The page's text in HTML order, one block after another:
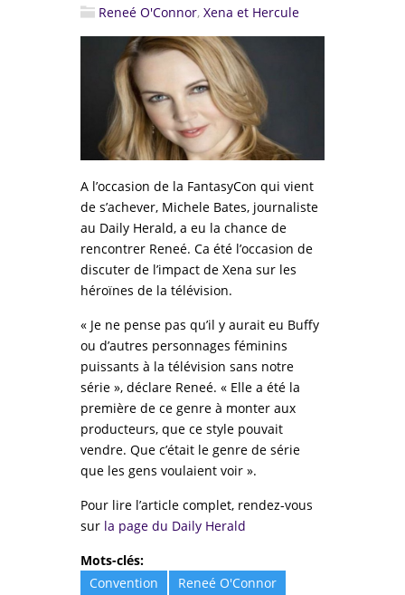
Reneé O'Connor, Xena et Hercule
A l’occasion de la FantasyCon qui vient
de s’achever, Michele Bates, journaliste
au Daily Herald, a eu la chance de
rencontrer Reneé. Ca été l’occasion de
discuter de l’impact de Xena sur les
héroïnes de la télévision.
« Je ne pense pas qu’il y aurait eu Buffy
ou d’autres personnages féminins
puissants à la télévision sans notre
série », déclare Reneé. « Elle a été la
première de ce genre à monter aux
producteurs, que ce style pouvait
vendre. Que c’était le genre de série
que les gens voulaient voir ».
Pour lire l’article complet, rendez-vous
sur la page du Daily Herald
Mots-clés:
Convention
Reneé O'Connor